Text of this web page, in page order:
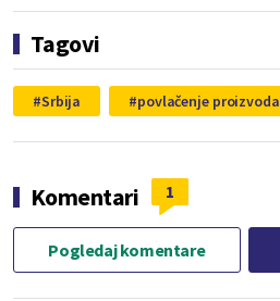
Tagovi
Srbija povlačenje proizvoda
Komentari 1
Pogledaj komentare